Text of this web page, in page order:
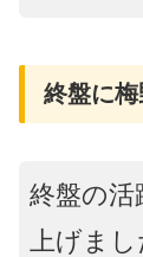
終盤に
終盤の活
上げまし